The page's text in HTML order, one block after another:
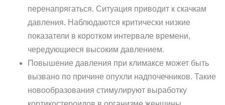
перенапрягаться. Ситуация приводит к скачкам
давления. Наблюдаются критически низкие
показатели в коротком интервале времени,
чередующиеся высоким давлением.
Повышение давления при климаксе может быть
вызвано по причине опухли надпочечников. Такие
новообразования стимулируют выработку